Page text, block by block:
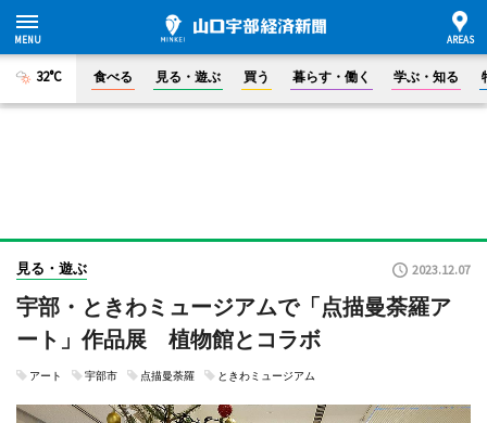
32°C 食べる 見る・遊ぶ 買う 暮らす・働く 学ぶ・知る
見る・遊ぶ 2023.12.07
宇部・ときわミュージアムで「点描曼荼羅ア
ート」作品展 植物館とコラボ
アート 宇部市 点描曼荼羅 ときわミュージアム